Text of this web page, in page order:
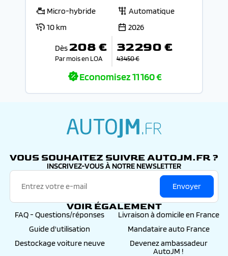
Micro-hybride
Automatique
10 km
2026
Dès 208 €
Par mois en LOA
32 290 €
43 450 €
Economisez11 160 €
VOUS SOUHAITEZ SUIVRE AUTOJM.FR ?
INSCRIVEZ-VOUS À NOTRE NEWSLETTER
Envoyer
VOIR ÉGALEMENT
FAQ - Questions/réponses
Livraison à domicile en France
Guide d'utilisation
Mandataire auto France
Destockage voiture neuve
Devenez ambassadeur
AutoJM !